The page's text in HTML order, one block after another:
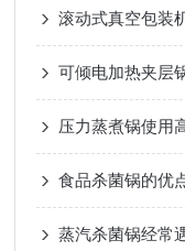
滚动式真空包装
压力蒸煮锅使用
食品杀菌锅的优
蒸汽杀菌锅经常